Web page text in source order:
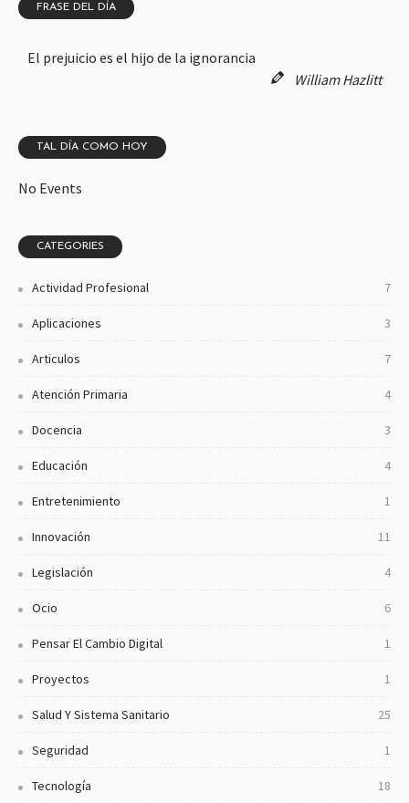
FRASE DEL DÍA
El prejuicio es el hijo de la ignorancia
William Hazlitt
TAL DÍA COMO HOY
No Events
CATEGORIES
Actividad Profesional 7
Aplicaciones 3
Articulos 7
Atención Primaria 4
Docencia 3
Educación 4
Entretenimiento 1
Innovación 11
Legislación 4
Ocio 6
Pensar El Cambio Digital 1
Proyectos 1
Salud Y Sistema Sanitario 25
Seguridad 1
Tecnología 18